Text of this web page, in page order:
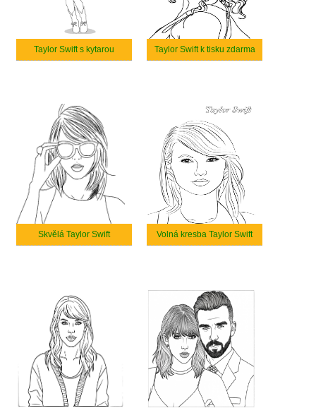
Taylor Swift s kytarou Taylor Swift k tisku zdarma
Skvělá Taylor Swift Volná kresba Taylor Swift